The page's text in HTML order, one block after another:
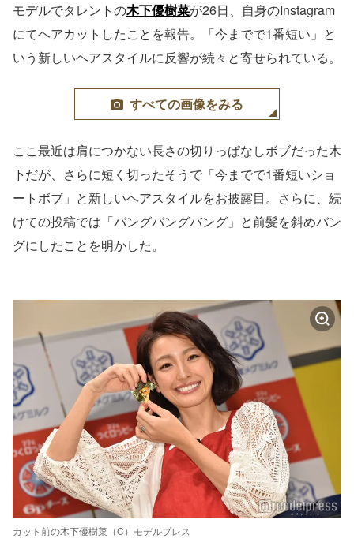
モデルでタレントの木下優樹菜が26日、自身のInstagram
にてヘアカットしたことを報告。「今までで1番短い」と
いう新しいヘアスタイルに反響が続々と寄せられている。
すべての画像をみる
ここ最近は肩につかない長さの切りっぱなしボブだった木
下だが、さらに短く切ったそうで「今までで1番短いショ
ートボブ」と新しいヘアスタイルをお披露目。さらに、続
けての投稿では「バングバングバング」と前髪を斜めバン
グにしたことを明かした。
カット前の木下優樹菜（C）モデルプレス